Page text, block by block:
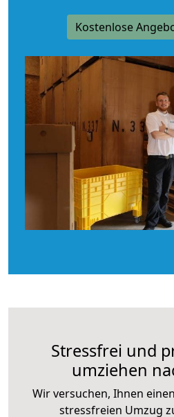
Kostenlose
Stressfrei und
umziehen
Wir versuchen, Ihnen
stressfreien Umzug